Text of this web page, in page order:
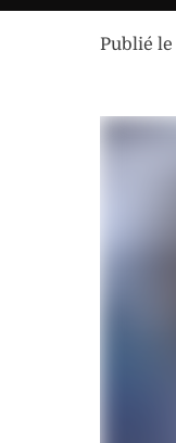
Publié le